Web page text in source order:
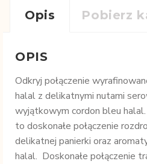
Opis Pobierz
OPIS
Odkryj połączenie
halal z delikatnymi nutami
wyjątkowym cordon bleu
to doskonałe połączenie
delikatnej panierki oraz
halal. Doskonałe połączenie